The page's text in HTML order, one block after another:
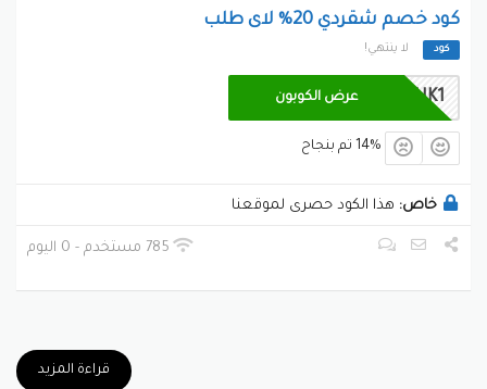
كود خصم شقردي 20% لاى طلب
كود لا ينتهي!
SOUK1 عرض الكوبون
14% تم بنجاح
خاص: هذا الكود حصرى لموقعنا
قراءة المزيد